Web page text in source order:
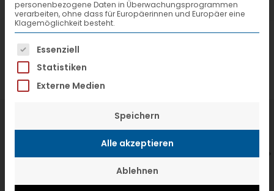
VTL hat neuen Aufsichtsrat gewählt
personenbezogene Daten in Überwachungsprogrammen
verarbeiten, ohne dass für Europäerinnen und Europäer eine
Klagemöglichkeit besteht.
Es folgt eine Liste der Service-Gruppen,
Essenziell
Statistiken
Externe Medien
Speichern
Alle akzeptieren
Ablehnen